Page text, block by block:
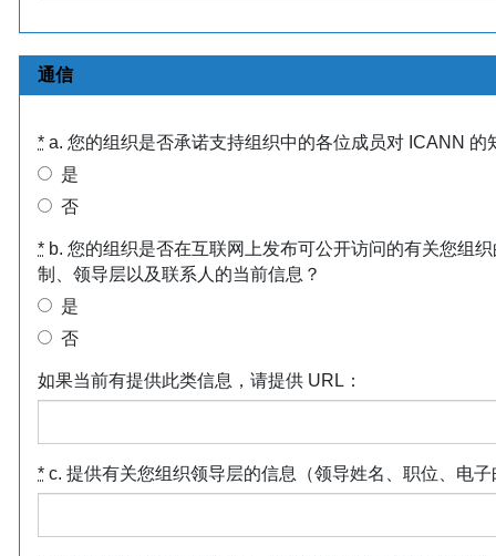
通信
* a. 您的组织是否承诺支持组织中的各位成员对 ICANN 的
是
否
* b. 您的组织是否在互联网上发布可公开访问的有关您组
制、领导层以及联系人的当前信息？
是
否
如果当前有提供此类信息，请提供 URL：
* c. 提供有关您组织领导层的信息（领导姓名、职位、电